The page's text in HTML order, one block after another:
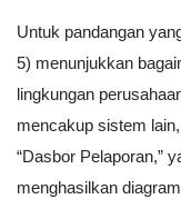
Untuk pandangan
5) menunjukkan
lingkungan
mencakup sistem
“Dasbor Pelaporan,”
menghasilkan